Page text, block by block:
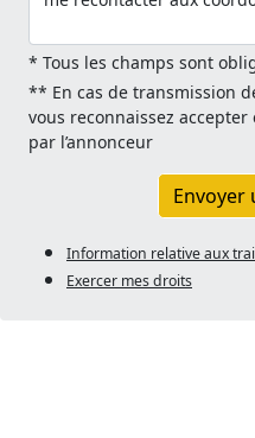
* Tous les champs sont
** En cas de transmission
vous reconnaissez
par l’annonceur
Envoyer
Information relative aux
Exercer mes droits